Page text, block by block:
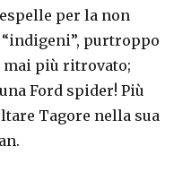
per la non
purtroppo
più ritrovato;
Ford spider! Più
Tagore nella sua